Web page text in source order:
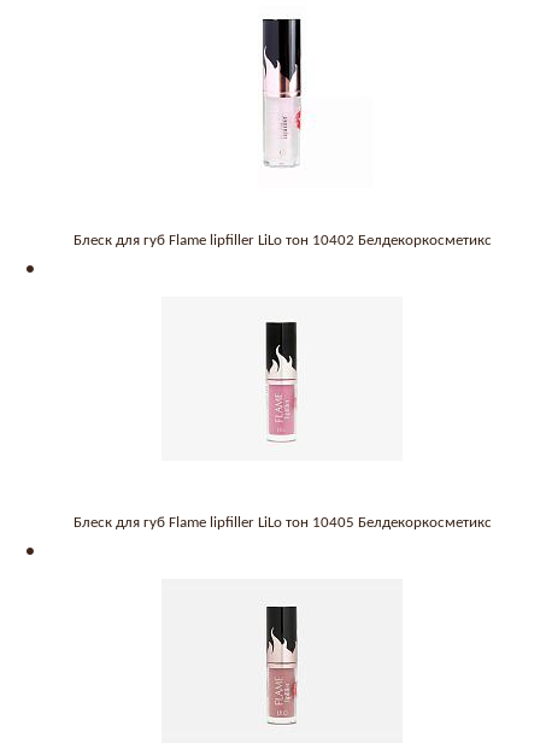
Блеск для губ Flame lipfiller LiLo тон 10402 Белдекоркосметикс
Блеск для губ Flame lipfiller LiLo тон 10405 Белдекоркосметикс